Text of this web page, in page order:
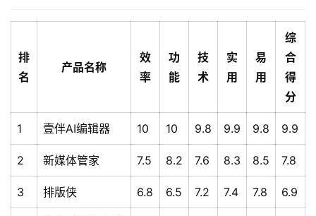
排
名
产品名称
效
率
功
能
技
术
实
用
易
用
综
合
得
分
1 壹伴AI编辑器 10 10 9.8 9.9 9.8 9.9
2 新媒体管家 7.5 8.2 7.6 8.3 8.5 7.8
3 排版侠 6.8 6.5 7.2 7.4 7.8 6.9